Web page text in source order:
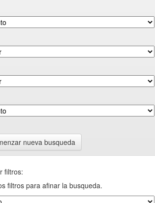
nueva busqueda
filtros:
filtros para afinar la busqueda.